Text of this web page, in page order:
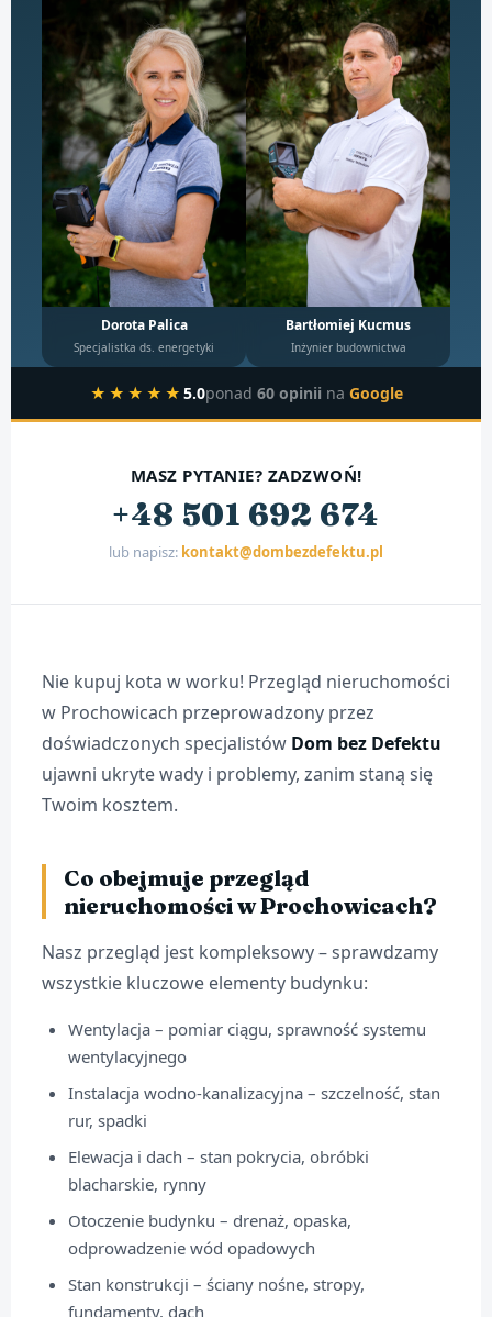
Dorota Palica
Specjalistka ds. energetyki
Bartłomiej Kucmus
Inżynier budownictwa
★★★★★ 5.0ponad 60 opinii na Google
MASZ PYTANIE? ZADZWOŃ!
+48 501 692 674
lub napisz: kontakt@dombezdefektu.pl
Nie kupuj kota w worku! Przegląd nieruchomości
w Prochowicach przeprowadzony przez
doświadczonych specjalistów Dom bez Defektu
ujawni ukryte wady i problemy, zanim staną się
Twoim kosztem.
Co obejmuje przegląd
nieruchomości w Prochowicach?
Nasz przegląd jest kompleksowy – sprawdzamy
wszystkie kluczowe elementy budynku:
Wentylacja – pomiar ciągu, sprawność systemu
wentylacyjnego
Instalacja wodno-kanalizacyjna – szczelność, stan
rur, spadki
Elewacja i dach – stan pokrycia, obróbki
blacharskie, rynny
Otoczenie budynku – drenaż, opaska,
odprowadzenie wód opadowych
Stan konstrukcji – ściany nośne, stropy,
fundamenty, dach